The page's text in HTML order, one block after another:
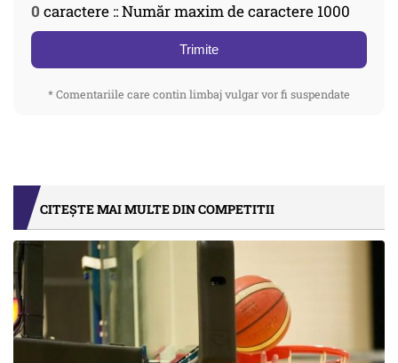
0 caractere :: Număr maxim de caractere 1000
Trimite
* Comentariile care contin limbaj vulgar vor fi suspendate
CITEȘTE MAI MULTE DIN COMPETITII